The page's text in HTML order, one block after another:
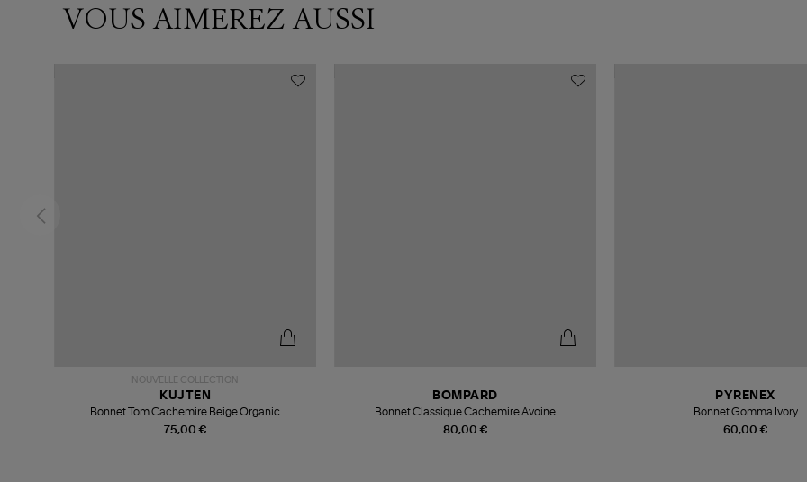
VOUS AIMEREZ AUSSI
NOUVELLE COLLECTION
75,00 €
KUJTEN
Bonnet Tom Cachemire Beige Organic
80,00 €
BOMPARD
Bonnet Classique Cachemire Avoine
60,00 €
PYRENEX
Bonnet Gomma Ivory